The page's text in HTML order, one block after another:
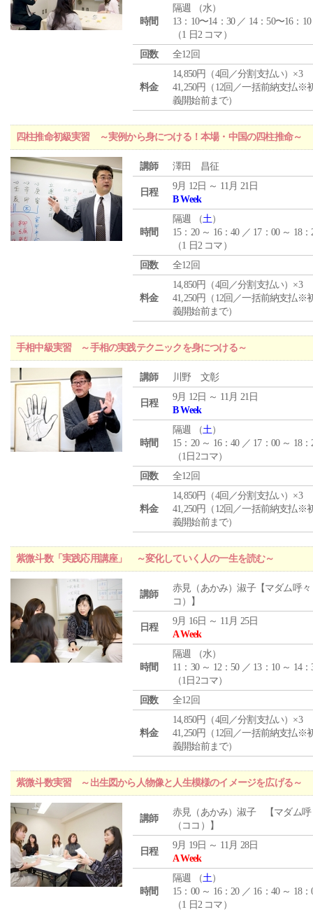
時間
隔週 （水）
13：10〜14：30 ／ 14：50〜16：10
（1 日2 コマ）
回数
全12回
料金
14,850円（4回／分割支払い）×3
41,250円（12回／一括前納支払※
義開始前まで）
四柱推命初級実習 ～実例から身につける！本場・中国の四柱推命～
講師 澤田 昌征
日程
9月 12日 ～ 11月 21日
B Week
時間
隔週 （土）
15：20 ～ 16：40 ／ 17：00 ～ 18：
（1 日2 コマ）
回数
全12回
料金
14,850円（4回／分割支払い）×3
41,250円（12回／一括前納支払※
義開始前まで）
手相中級実習 ～手相の実践テクニックを身につける～
講師 川野 文彰
日程
9月 12日 ～ 11月 21日
B Week
時間
隔週 （土）
15：20 ～ 16：40 ／ 17：00 ～ 18：
（1日2コマ）
回数
全12回
料金
14,850円（4回／分割支払い）×3
41,250円（12回／一括前納支払※
義開始前まで）
紫微斗数「実践応用講座」 ～変化していく人の一生を読む～
講師
赤見（あかみ）淑子【マダム呼々
コ）】
日程
9月 16日 ～ 11月 25日
A Week
時間
隔週 （水）
11：30 ～ 12：50 ／ 13：10 ～ 14：
（1日2コマ）
回数
全12回
料金
14,850円（4回／分割支払い）×3
41,250円（12回／一括前納支払※
義開始前まで）
紫微斗数実習 ～出生図から人物像と人生模様のイメージを広げる～
講師
赤見（あかみ）淑子 【マダム呼
（ココ）】
日程
9月 19日 ～ 11月 28日
A Week
時間
隔週 （土）
15：00 ～ 16：20 ／ 16：40 ～ 18：
（1 日2 コマ）